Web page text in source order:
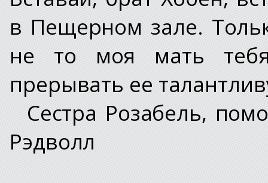
в Пещерном зале.
не то моя мать
прерывать ее
Сестра Розабель,
Рэдволл